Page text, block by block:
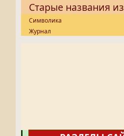
Старые названия
Символика
Журнал